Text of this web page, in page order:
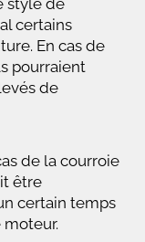
style de
certains
En cas de
pourraient
de
de la courroie
être
certain temps
moteur.